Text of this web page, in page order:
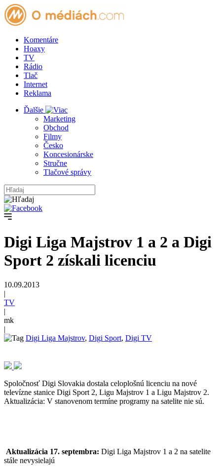
Komentáre
Hoaxy
TV
Rádio
Tlač
Internet
Reklama
Ďalšie
Marketing
Obchod
Filmy
Česko
Koncesionárske
Stručne
Tlačové správy
Digi Liga Majstrov 1 a 2 a Digi
Sport 2 získali licenciu
10.09.2013
|
TV
|
mk
|
Digi Liga Majstrov, Digi Sport, Digi TV
Spoločnosť Digi Slovakia dostala celoplošnú licenciu na nové
televízne stanice Digi Sport 2, Ligu Majstrov 1 a Ligu Majstrov 2.
Aktualizácia: V stanovenom termíne programy na satelite nie sú.
Aktualizácia 17. septembra: Digi Liga Majstrov 1 a 2 na satelite
stále nevysielajú